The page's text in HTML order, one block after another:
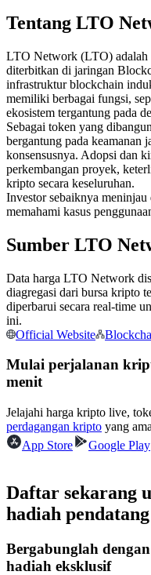
USDC Berjangka
Kontrak berjangka
Copy Trading
Bergabunglah dengan
Menjadi Pedagang
Nikmati pembagian
Tentang LTO
LTO Network (LTO) adalah
diterbitkan di jaringan
infrastruktur blockchain
memiliki berbagai fungsi,
ekosistem tergantung pada
Sebagai token yang
bergantung pada keamanan
konsensusnya. Adopsi dan
perkembangan proyek,
kripto secara keseluruhan.
Investor sebaiknya
memahami kasus
Sumber LTO
Data harga LTO Network
diagregasi dari bursa kripto
diperbarui secara real-time
ini.
Official Website
Mulai perjalanan
menit
Jelajahi harga kripto live,
perdagangan kripto yang
App Store
Google Play
Daftar sekarang
hadiah
Bergabunglah
hadiah eksklusif